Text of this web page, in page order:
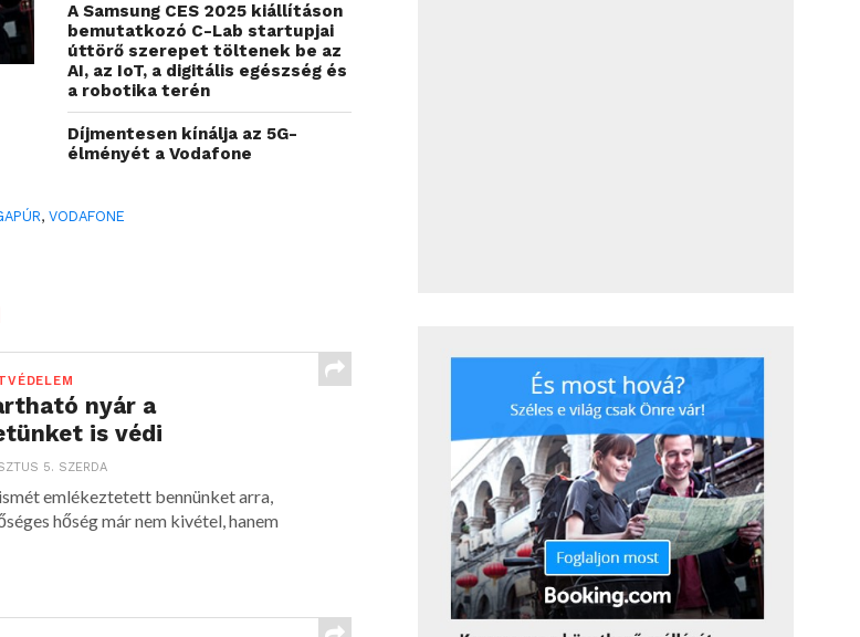
A Samsung CES 2025 kiállításon
bemutatkozó C-Lab startupjai
úttörő szerepet töltenek be az
AI, az IoT, a digitális egészség és
a robotika terén
Díjmentesen kínálja az 5G-
élményét a Vodafone
,VODAFONE
nyár a
is védi
5. SZERDA
emlékeztetett bennünket arra,
hőség már nem kivétel, hanem